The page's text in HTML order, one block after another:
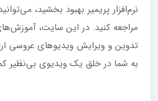
نرم‌افزار پریمیر بهبود بخشید،
مراجعه کنید. در این سایت،
تدوین و ویرایش ویدیوهای عروسی
به شما در خلق یک ویدیوی بی‌نظیر